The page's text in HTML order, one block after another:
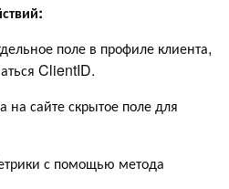
поле в профиле клиента,
ClientID.
на сайте скрытое поле для
с помощью метода